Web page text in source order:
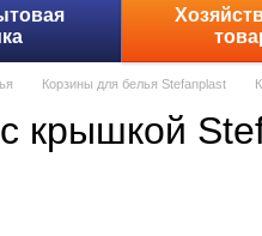
Корзины для белья Stefanplast
крышкой